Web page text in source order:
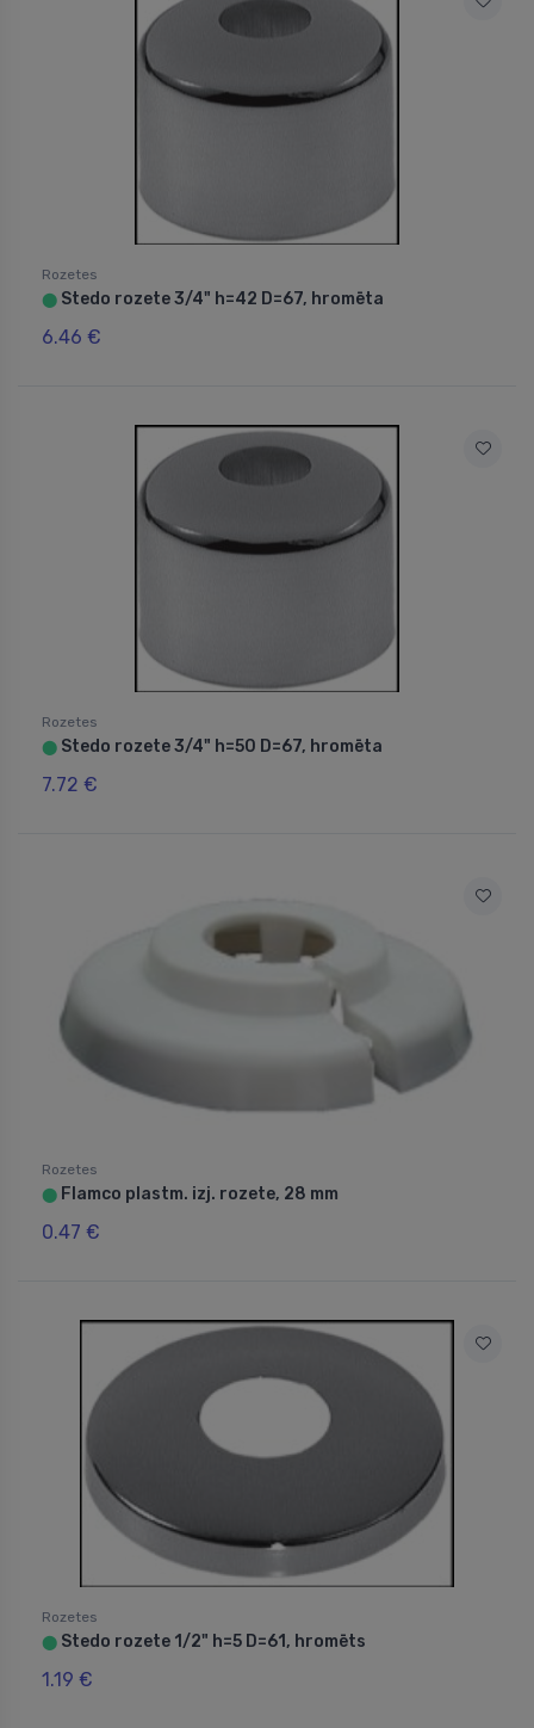
Rozetes
⬤ Stedo rozete 3/4" h=42 D=67, hromēta
6.46 €
Rozetes
⬤ Stedo rozete 3/4" h=50 D=67, hromēta
7.72 €
Rozetes
⬤ Flamco plastm. izj. rozete, 28 mm
0.47 €
Rozetes
⬤ Stedo rozete 1/2" h=5 D=61, hromēts
1.19 €